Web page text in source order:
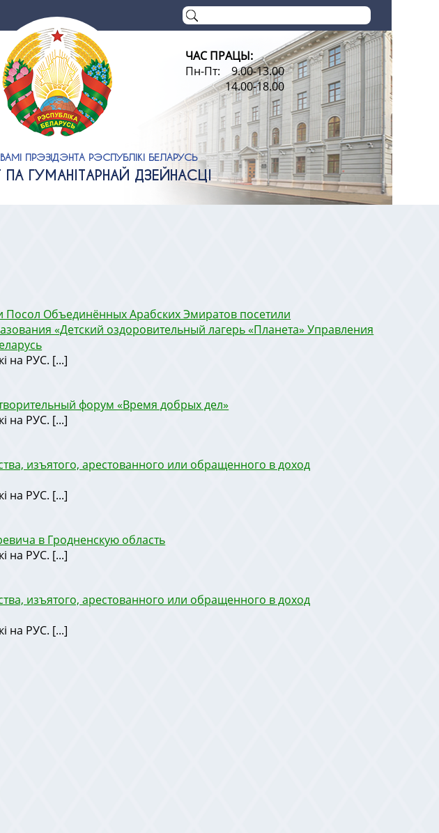
ПРЭЗІДЭНТА РЭСПУБЛІКІ БЕЛАРУСЬ
ГУМАНІТАРНАЙ ДЗЕЙНАСЦІ
ЧАС ПРАЦЫ:
Пн-Пт: 9.00-13.00
14.00-18.00
Посол Объединённых Арабских Эмиратов посетили
«Детский оздоровительный лагерь «Планета» Управления
на РУС. [...]
форум «Время добрых дел»
на РУС. [...]
изъятого, арестованного или обращенного в доход
на РУС. [...]
в Гродненскую область
на РУС. [...]
изъятого, арестованного или обращенного в доход
на РУС. [...]